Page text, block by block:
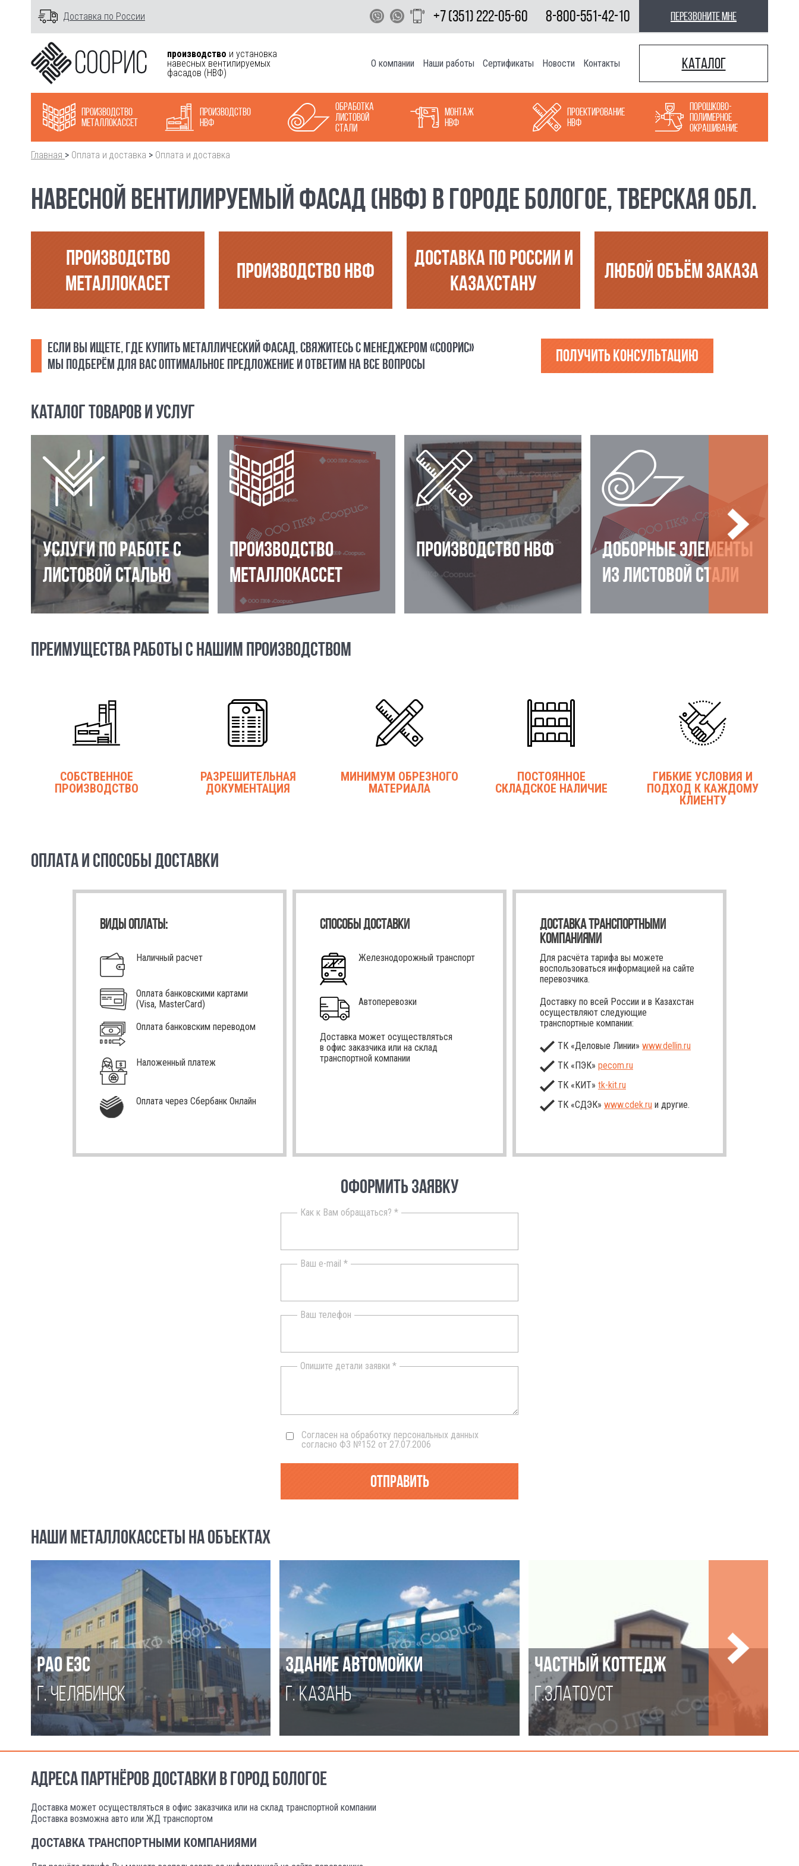
Доставка по России +7 (351) 222-05-60 8-800-551-42-10 перезвоните мне
производство и установка
навесных вентилируемых
фасадов (НВФ)
О компании Наши работы Сертификаты Новости Контакты Каталог
Производство
металлокасcет
Производство
НВФ
Обработка
листовой
стали
Монтаж
НВФ
Проектирование
НВФ
Порошково-
полимерное
окрашивание
Главная > Оплата и доставка > Оплата и доставка
НАВЕСНОЙ ВЕНТИЛИРУЕМЫЙ ФАСАД (НВФ) В ГОРОДЕ БОЛОГОЕ, ТВЕРСКАЯ ОБЛ.
ПРОИЗВОДСТВО
МЕТАЛЛОКАСЕТ
ПРОИЗВОДСТВО НВФ
ДОСТАВКА ПО РОССИИ И
КАЗАХСТАНУ
ЛЮБОЙ ОБЪЁМ ЗАКАЗА
ЕСЛИ ВЫ ИЩЕТЕ, ГДЕ КУПИТЬ МЕТАЛЛИЧЕСКИЙ ФАСАД, СВЯЖИТЕСЬ С МЕНЕДЖЕРОМ «СООРИС»
МЫ ПОДБЕРЁМ ДЛЯ ВАС ОПТИМАЛЬНОЕ ПРЕДЛОЖЕНИЕ И ОТВЕТИМ НА ВСЕ ВОПРОСЫ
Получить консультацию
КАТАЛОГ ТОВАРОВ И УСЛУГ
УСЛУГИ ПО РАБОТЕ С
ЛИСТОВОЙ СТАЛЬЮ
ПРОИЗВОДСТВО
МЕТАЛЛОКАССЕТ
ПРОИЗВОДСТВО НВФ
ДОБОРНЫЕ ЭЛЕМЕНТЫ
ИЗ ЛИСТОВОЙ СТАЛИ
ПРЕИМУЩЕСТВА РАБОТЫ С НАШИМ ПРОИЗВОДСТВОМ
СОБСТВЕННОЕ
ПРОИЗВОДСТВО
РАЗРЕШИТЕЛЬНАЯ
ДОКУМЕНТАЦИЯ
МИНИМУМ ОБРЕЗНОГО
МАТЕРИАЛА
ПОСТОЯННОЕ
СКЛАДСКОЕ НАЛИЧИЕ
ГИБКИЕ УСЛОВИЯ И
ПОДХОД К КАЖДОМУ
КЛИЕНТУ
ОПЛАТА И СПОСОБЫ ДОСТАВКИ
ВИДЫ ОПЛАТЫ:
Наличный расчет
Оплата банковскими картами
(Visa, MasterCard)
Оплата банковским переводом
Наложенный платеж
Оплата через Сбербанк Онлайн
СПОСОБЫ ДОСТАВКИ
Железнодорожный транспорт
Автоперевозки
Доставка может осуществляться
в офис заказчика или на склад
транспортной компании
ДОСТАВКА ТРАНСПОРТНЫМИ
КОМПАНИЯМИ
Для расчёта тарифа вы можете
воспользоваться информацией на сайте
перевозчика.
Доставку по всей России и в Казахстан
осуществляют следующие
транспортные компании:
ТК «Деловые Линии» www.dellin.ru
ТК «ПЭК» pecom.ru
ТК «КИТ» tk-kit.ru
ТК «СДЭК» www.cdek.ru и другие.
ОФОРМИТЬ ЗАЯВКУ
Как к Вам обращаться? *
Ваш e-mail *
Ваш телефон
Опишите детали заявки *
Согласен на обработку персональных данных
согласно ФЗ №152 от 27.07.2006
Отправить
НАШИ МЕТАЛЛОКАССЕТЫ НА ОБЪЕКТАХ
РАО ЕЭС
Г. ЧЕЛЯБИНСК
ЗДАНИЕ АВТОМОЙКИ
Г. КАЗАНЬ
ЧАСТНЫЙ КОТТЕДЖ
Г.ЗЛАТОУСТ
АДРЕСА ПАРТНЁРОВ ДОСТАВКИ В ГОРОД БОЛОГОЕ
Доставка может осуществляться в офис заказчика или на склад транспортной компании
Доставка возможна авто или ЖД транспортом
ДОСТАВКА ТРАНСПОРТНЫМИ КОМПАНИЯМИ